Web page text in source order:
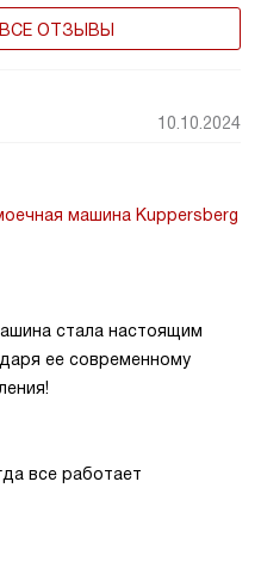
ОТЗЫВЫ
10.10.2024
машина Kuppersberg
стала настоящим
ее современному
все работает